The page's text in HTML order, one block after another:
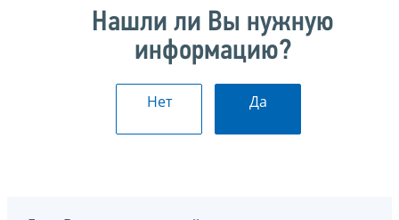
Нашли ли Вы нужную
информацию?
Нет Да